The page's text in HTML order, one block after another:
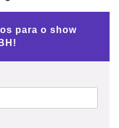
para o show